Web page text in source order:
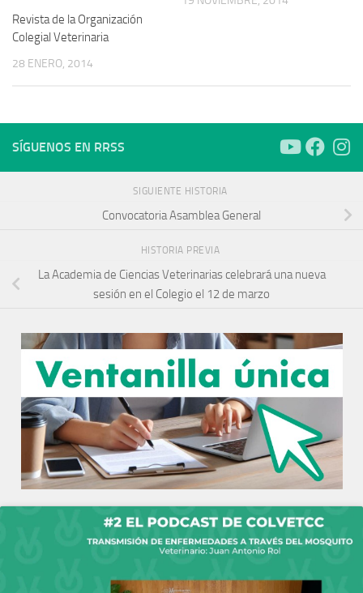
Revista de la Organización
Colegial Veterinaria
28 ENERO, 2014
SÍGUENOS EN RRSS
SIGUIENTE HISTORIA
Convocatoria Asamblea General
HISTORIA PREVIA
La Academia de Ciencias Veterinarias celebrará una nueva
sesión en el Colegio el 12 de marzo